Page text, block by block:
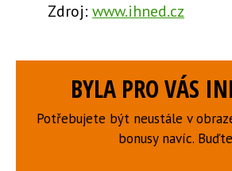
Zdroj: www.ihned.cz
BYLA PRO VÁS
Potřebujete být neustále v
bonusy navíc.